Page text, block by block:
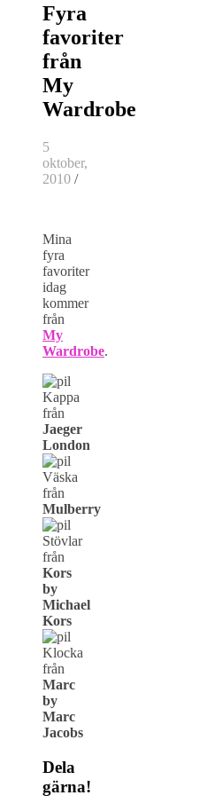
Fyra
favoriter
från
My
Wardrobe
5
oktober,
2010 /
Mina
fyra
favoriter
idag
kommer
från
My
Wardrobe.
Kappa
från
Jaeger
London
Väska
från
Mulberry
Stövlar
från
Kors
by
Michael
Kors
Klocka
från
Marc
by
Marc
Jacobs
Dela
gärna!